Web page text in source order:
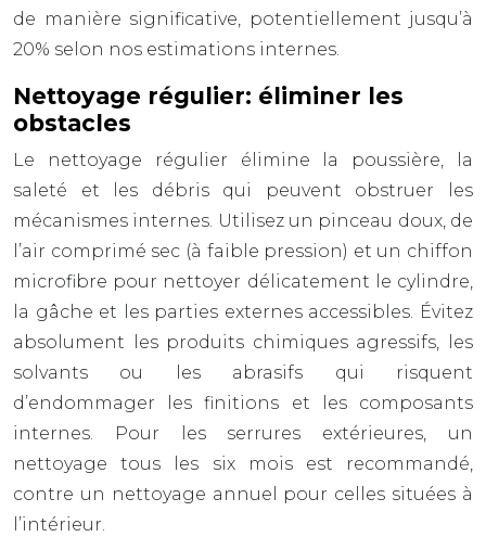
de manière significative, potentiellement jusqu’à
20% selon nos estimations internes.
Nettoyage régulier: éliminer les
obstacles
Le nettoyage régulier élimine la poussière, la
saleté et les débris qui peuvent obstruer les
mécanismes internes. Utilisez un pinceau doux, de
l’air comprimé sec (à faible pression) et un chiffon
microfibre pour nettoyer délicatement le cylindre,
la gâche et les parties externes accessibles. Évitez
absolument les produits chimiques agressifs, les
solvants ou les abrasifs qui risquent
d’endommager les finitions et les composants
internes. Pour les serrures extérieures, un
nettoyage tous les six mois est recommandé,
contre un nettoyage annuel pour celles situées à
l’intérieur.